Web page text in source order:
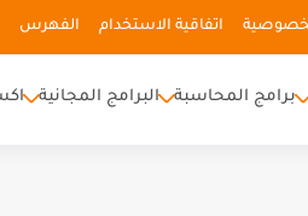
اتفاقية الاستخدام الفهرس
برامج المحاسبة البرامج المجانية